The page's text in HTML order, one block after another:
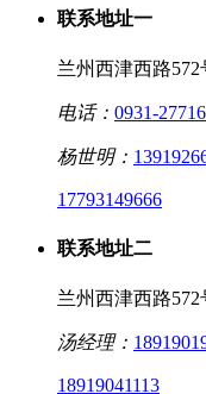
联系地址一
兰州西津西路572
电话： 0931-
杨世明：
17793149666
联系地址二
兰州西津西路572
汤经理：
18919041113